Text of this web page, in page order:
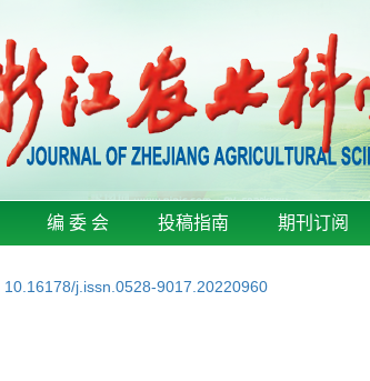
编 委 会 投稿指南 期刊订阅
10.16178/j.issn.0528-9017.20220960